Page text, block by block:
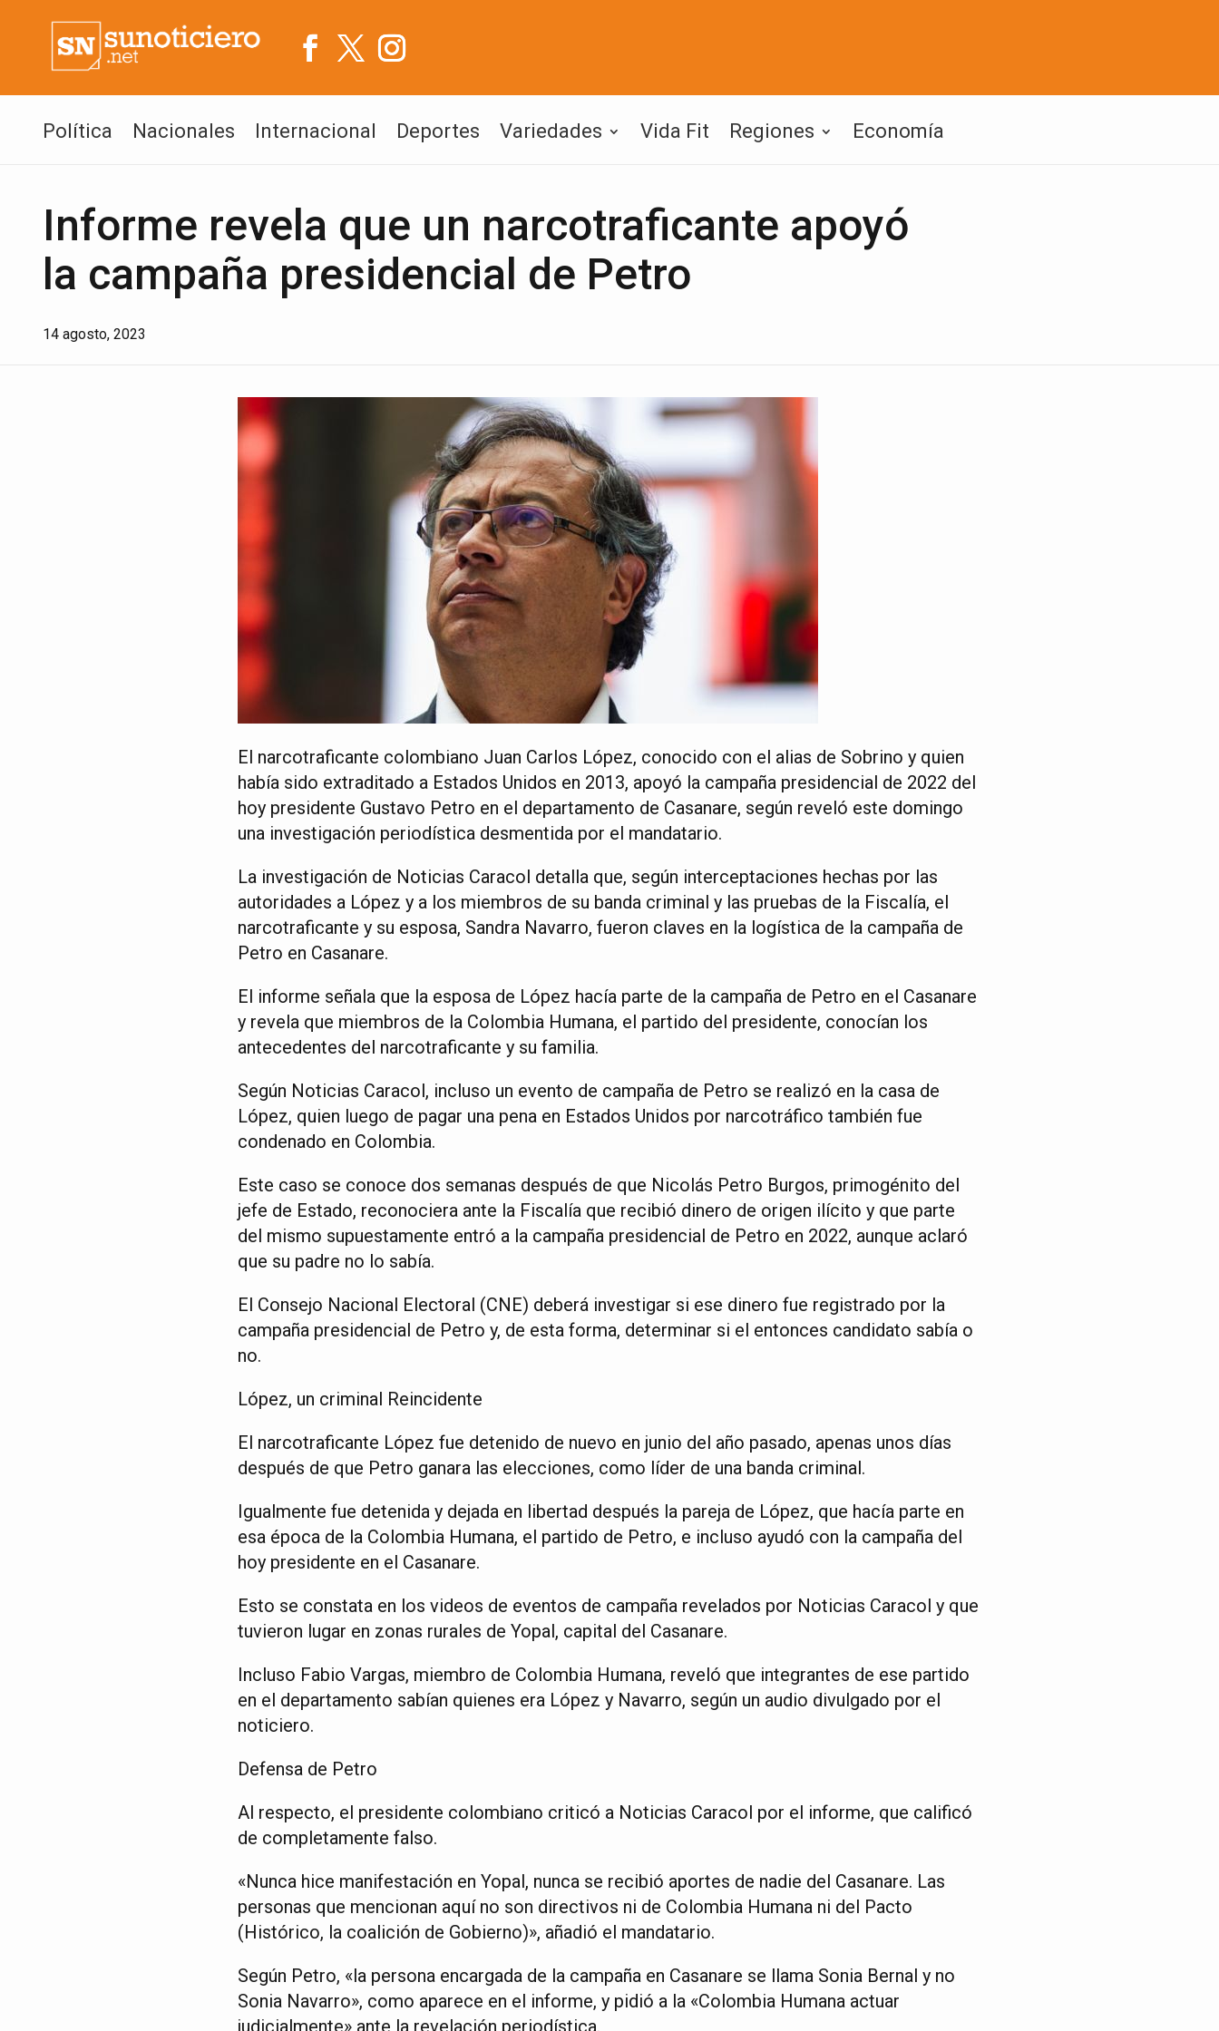
Política Nacionales Internacional Deportes Variedades Vida Fit Regiones Economía
Informe revela que un narcotraficante apoyó
la campaña presidencial de Petro
14 agosto, 2023
El narcotraficante colombiano Juan Carlos López, conocido con el alias de Sobrino y quien
había sido extraditado a Estados Unidos en 2013, apoyó la campaña presidencial de 2022 del
hoy presidente Gustavo Petro en el departamento de Casanare, según reveló este domingo
una investigación periodística desmentida por el mandatario.
La investigación de Noticias Caracol detalla que, según interceptaciones hechas por las
autoridades a López y a los miembros de su banda criminal y las pruebas de la Fiscalía, el
narcotraficante y su esposa, Sandra Navarro, fueron claves en la logística de la campaña de
Petro en Casanare.
El informe señala que la esposa de López hacía parte de la campaña de Petro en el Casanare
y revela que miembros de la Colombia Humana, el partido del presidente, conocían los
antecedentes del narcotraficante y su familia.
Según Noticias Caracol, incluso un evento de campaña de Petro se realizó en la casa de
López, quien luego de pagar una pena en Estados Unidos por narcotráfico también fue
condenado en Colombia.
Este caso se conoce dos semanas después de que Nicolás Petro Burgos, primogénito del
jefe de Estado, reconociera ante la Fiscalía que recibió dinero de origen ilícito y que parte
del mismo supuestamente entró a la campaña presidencial de Petro en 2022, aunque aclaró
que su padre no lo sabía.
El Consejo Nacional Electoral (CNE) deberá investigar si ese dinero fue registrado por la
campaña presidencial de Petro y, de esta forma, determinar si el entonces candidato sabía o
no.
López, un criminal Reincidente
El narcotraficante López fue detenido de nuevo en junio del año pasado, apenas unos días
después de que Petro ganara las elecciones, como líder de una banda criminal.
Igualmente fue detenida y dejada en libertad después la pareja de López, que hacía parte en
esa época de la Colombia Humana, el partido de Petro, e incluso ayudó con la campaña del
hoy presidente en el Casanare.
Esto se constata en los videos de eventos de campaña revelados por Noticias Caracol y que
tuvieron lugar en zonas rurales de Yopal, capital del Casanare.
Incluso Fabio Vargas, miembro de Colombia Humana, reveló que integrantes de ese partido
en el departamento sabían quienes era López y Navarro, según un audio divulgado por el
noticiero.
Defensa de Petro
Al respecto, el presidente colombiano criticó a Noticias Caracol por el informe, que calificó
de completamente falso.
«Nunca hice manifestación en Yopal, nunca se recibió aportes de nadie del Casanare. Las
personas que mencionan aquí no son directivos ni de Colombia Humana ni del Pacto
(Histórico, la coalición de Gobierno)», añadió el mandatario.
Según Petro, «la persona encargada de la campaña en Casanare se llama Sonia Bernal y no
Sonia Navarro», como aparece en el informe, y pidió a la «Colombia Humana actuar
judicialmente» ante la revelación periodística.